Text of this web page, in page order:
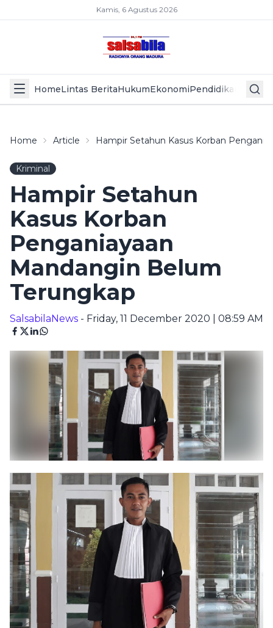
Kamis, 6 Agustus 2026
HomeLintas BeritaHukumEkonomiPendidikan Politik
Home Article Hampir Setahun Kasus Korban
Kriminal
Hampir Setahun
Kasus Korban
Penganiayaan
Mandangin Belum
Terungkap
SalsabilaNews - Friday, 11 December 2020 | 08:59 AM